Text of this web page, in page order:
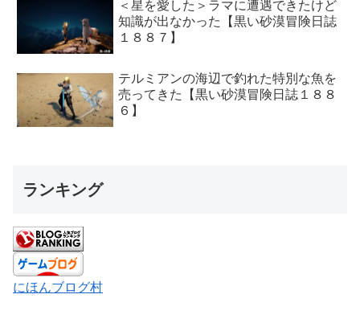
＜星を愛した＞ラマに遭遇できたけど
知識が出なかった【黒い砂漠冒険日誌
１８８７】
テルミアンの海辺で釣れた特別な魚を
売ってきた【黒い砂漠冒険日誌１８８
６】
ランキング
にほんブログ村